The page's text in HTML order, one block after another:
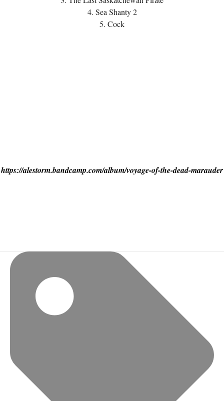
4. Sea Shanty 2
5. Cock
https://alestorm.bandcamp.com/album/voyage-of-the-dead-marauder